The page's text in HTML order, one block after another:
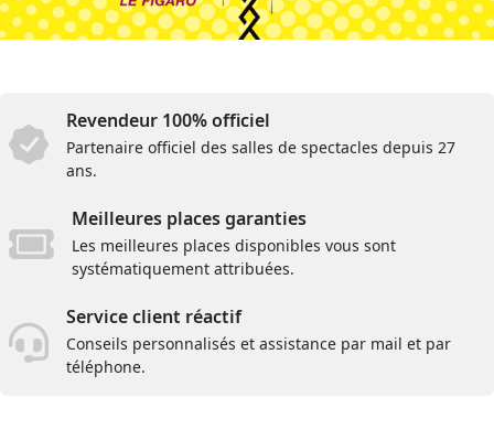
Revendeur 100% officiel
Partenaire officiel des salles de spectacles depuis 27
ans.
Meilleures places garanties
Les meilleures places disponibles vous sont
systématiquement attribuées.
Service client réactif
Conseils personnalisés et assistance par mail et par
téléphone.